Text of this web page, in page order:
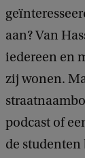
aan? Van
iedereen en
zij wonen.
podcast of
de